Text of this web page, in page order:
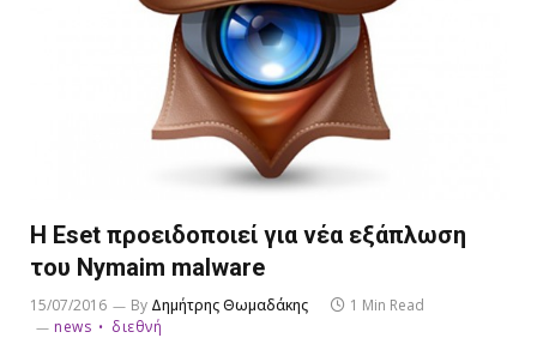
Η Eset προειδοποιεί για νέα εξάπλωση
του Nymaim malware
15/07/2016 By Δημήτρης Θωμαδάκης
1 Min Read
news
διεθνή